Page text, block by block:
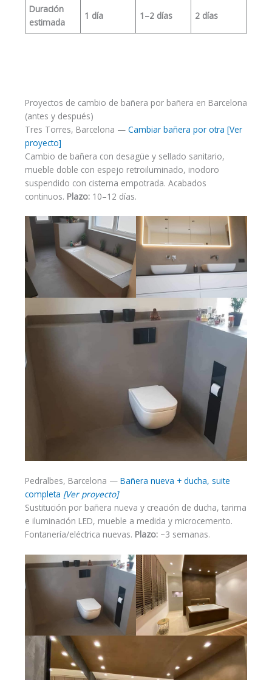
Duración
estimada
1 día 1–2 días 2 días
Proyectos de cambio de bañera por bañera en Barcelona
(antes y después)
Tres Torres, Barcelona — Cambiar bañera por otra [Ver
proyecto]
Cambio de bañera con desagüe y sellado sanitario,
mueble doble con espejo retroiluminado, inodoro
suspendido con cisterna empotrada. Acabados
continuos. Plazo:10–12 días.
Pedralbes, Barcelona — Bañera nueva + ducha, suite
completa [Ver proyecto]
Sustitución por bañera nueva y creación de ducha, tarima
e iluminación LED, mueble a medida y microcemento.
Fontanería/eléctrica nuevas. Plazo:~3 semanas.